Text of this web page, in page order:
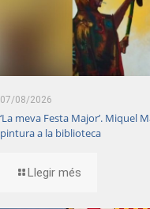
07/08/2026
‘La meva Festa Major’. Miquel
pintura a la biblioteca
Llegir més